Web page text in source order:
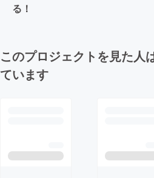
る！
このプロジェクトを見た人
ています